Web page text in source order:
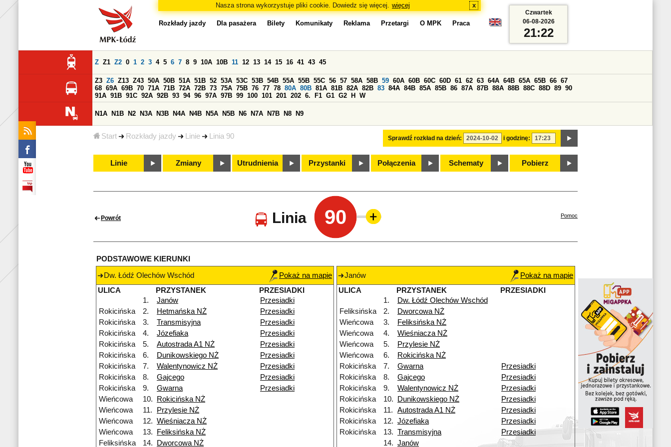
Nasza strona wykorzystuje pliki cookie. Dowiedz się więcej. więcej x
Start Rozkłady jazdy Linie Linia 90
Rozkłady jazdy Dla pasażera Bilety Komunikaty Reklama Przetargi O MPK Praca
Sprawdź rozkład na dzień: i godzinę:
Z Z1 Z2 0 1 2 3 4 5 6 7 8 9 10A 10B 11 12 13 14 15 16 41 43 45
Z3 Z6 Z13 Z43 50A 50B 51A 51B 52 53A 53C 53B 54B 55A 55B 55C 56 57 58A 58B 59 60A 60B 60C 60D 61 62 63 64A 64B 65A 65B 66 67
68 69A 69B 70 71A 71B 72A 72B 73 75A 75B 76 77 78 80A 80B 81A 81B 82A 82B 83 84A 84B 85A 85B 86 87A 87B 88A 88B 88C 88D 89 90
91A 91B 91C 92A 92B 93 94 96 97A 97B 99 100 101 201 202 6. F1 G1 G2 H W
N1A N1B N2 N3A N3B N4A N4B N5A N5B N6 N7A N7B N8 N9
Linie Zmiany Utrudnienia Przystanki Połączenia Schematy Pobierz
Czwartek
06-08-2026
21:22
Powrót Linia 90 Pomoc
PODSTAWOWE KIERUNKI
Dw. Łódź Olechów Wschód
Pokaż na mapie
ULICA
PRZYSTANEK
PRZESIADKI
1.
Janów
Przesiadki
Rokicińska
2. Hetmańska NŻ
Przesiadki
Rokicińska
3. Transmisyjna
Przesiadki
Rokicińska
4. Józefiaka
Przesiadki
Rokicińska
5. Autostrada A1 NŻ
Przesiadki
Rokicińska
6. Dunikowskiego NŻ
Przesiadki
Rokicińska
7. Walentynowicz NŻ
Przesiadki
Rokicińska
8. Gajcego
Przesiadki
Rokicińska
9. Gwarna
Przesiadki
Wieńcowa
10.
Rokicińska NŻ
Wieńcowa
11.
Przylesie NŻ
Wieńcowa
12. Wieśniacza NŻ
Wieńcowa
13.
Feliksińska NŻ
Feliksińska
14. Dworcowa NŻ
Janów
Pokaż na mapie
ULICA
PRZYSTANEK
PRZESIADKI
1.
Dw. Łódź Olechów Wschód
Feliksińska
2.
Dworcowa NŻ
Wieńcowa
3.
Feliksińska NŻ
Wieńcowa
4.
Wieśniacza NŻ
Wieńcowa
5.
Przylesie NŻ
Wieńcowa
6.
Rokicińska NŻ
Rokicińska
7. Gwarna
Przesiadki
Rokicińska
8. Gajcego
Przesiadki
Rokicińska
9. Walentynowicz NŻ
Przesiadki
Rokicińska
10. Dunikowskiego NŻ
Przesiadki
Rokicińska
11. Autostrada A1 NŻ
Przesiadki
Rokicińska
12. Józefiaka
Przesiadki
Rokicińska
13. Transmisyjna
Przesiadki
14. Janów